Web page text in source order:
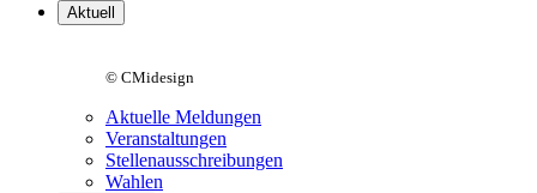
Aktuell
© CMidesign
Aktuelle Meldungen
Veranstaltungen
Stellenausschreibungen
Wahlen